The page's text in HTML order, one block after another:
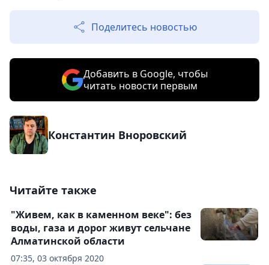
Поделитесь новостью
Добавить в Google, чтобы
читать новости первым
Константин Вноровский
Читайте также
07:35, 03 октября 2020
"Живем, как в каменном веке": без
воды, газа и дорог живут сельчане
Алматинской области